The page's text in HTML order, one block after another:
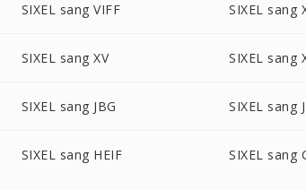
SIXEL sang VIFF SIXEL sang
SIXEL sang XV SIXEL sang
SIXEL sang JBG SIXEL sang
SIXEL sang HEIF SIXEL sang